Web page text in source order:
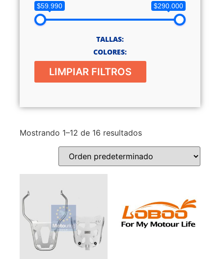
$59.990 $290.000
TALLAS:
COLORES:
LIMPIAR FILTROS
Mostrando 1–12 de 16 resultados